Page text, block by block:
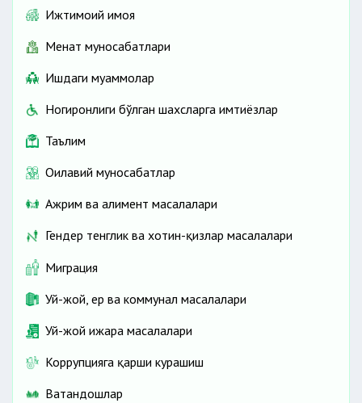
Ижтимоий ҳимоя
Меҳнат муносабатлари
Ишдаги муаммолар
Ногиронлиги бўлган шахсларга имтиёзлар
Таълим
Оилавий муносабатлар
Ажрим ва алимент масалалари
Гендер тенглик ва хотин-қизлар масалалари
Миграция
Уй-жой, ер ва коммунал масалалари
Уй-жой ижара масалалари
Коррупцияга қарши курашиш
Ватандошлар